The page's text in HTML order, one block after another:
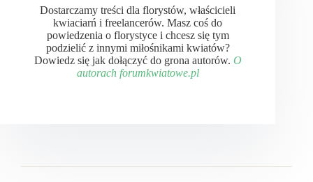
Dostarczamy treści dla florystów, właścicieli
kwiaciarń i freelancerów. Masz coś do
powiedzenia o florystyce i chcesz się tym
podzielić z innymi miłośnikami kwiatów?
Dowiedz się jak dołączyć do grona autorów. O
autorach forumkwiatowe.pl